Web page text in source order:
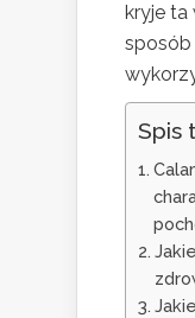
kryje ta
sposób
Spis